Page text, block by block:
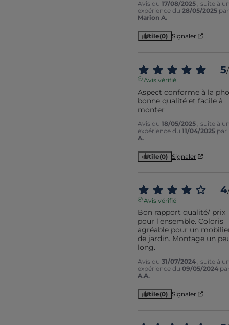
Avis du 17/08/2025
, suite à
expérience du 28/05/2025 par
Marion A.
Utile(0) Signaler
5/
Avis vérifié
Aspect conforme à la
bonne qualité et facile à
monter
Avis du 18/05/2025
, suite à
expérience du 11/04/2025 par
A.
Utile(0) Signaler
4
Avis vérifié
Bon rapport qualité/ prix
pour l'ensemble. Coloris
agréable pour un
de jardin. Montage un
long.
Avis du 31/07/2024
, suite à
expérience du 09/05/2024
A.A.
Utile(0) Signaler